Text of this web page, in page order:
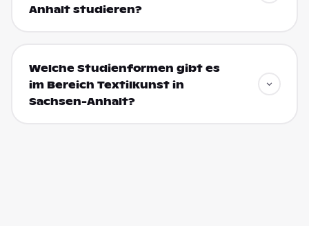
Anhalt studieren?
Welche Studienformen gibt es
im Bereich Textilkunst in
Sachsen-Anhalt?